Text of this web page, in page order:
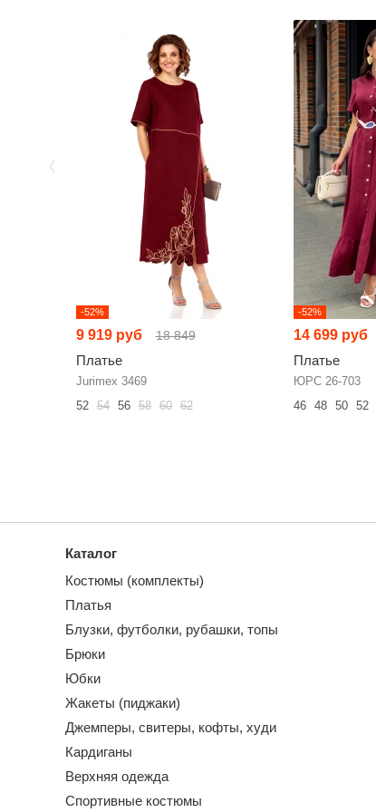
-52%
9 919 руб 18 849
Платье
Jurimex 3469
52 54 56 58 60 62
-52%
14 699 руб
Платье
ЮРС 26-703
46
48 50 52
Каталог
Костюмы (комплекты)
Платья
Блузки, футболки, рубашки, топы
Брюки
Юбки
Жакеты (пиджаки)
Джемперы, свитеры, кофты, худи
Кардиганы
Верхняя одежда
Спортивные костюмы